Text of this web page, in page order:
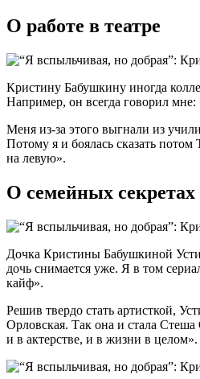
О работе в театре
Кристину Бабушкину иногда
Например, он всегда говорил
Меня из-за этого выгнали из
Потому я и боялась сказать
на левую».
О семейных секретах
Дочка Кристины Бабушкиной
дочь снимается уже. Я в том
кайф».
Решив твердо стать артисткой,
Орловская. Так она и стала
и в актерстве, и в жизни в целом».